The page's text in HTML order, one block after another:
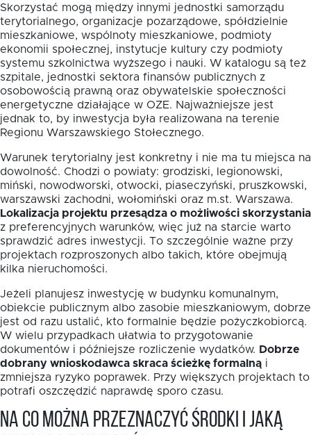
Skorzystać mogą między innymi jednostki samorządu
terytorialnego, organizacje pozarządowe, spółdzielnie
mieszkaniowe, wspólnoty mieszkaniowe, podmioty
ekonomii społecznej, instytucje kultury czy podmioty
systemu szkolnictwa wyższego i nauki. W katalogu są też
szpitale, jednostki sektora finansów publicznych z
osobowością prawną oraz obywatelskie społeczności
energetyczne działające w OZE. Najważniejsze jest
jednak to, by inwestycja była realizowana na terenie
Regionu Warszawskiego Stołecznego.
Warunek terytorialny jest konkretny i nie ma tu miejsca na
dowolność. Chodzi o powiaty: grodziski, legionowski,
miński, nowodworski, otwocki, piaseczyński, pruszkowski,
warszawski zachodni, wołomiński oraz m.st. Warszawa.
Lokalizacja projektu przesądza o możliwości skorzystania
z preferencyjnych warunków, więc już na starcie warto
sprawdzić adres inwestycji. To szczególnie ważne przy
projektach rozproszonych albo takich, które obejmują
kilka nieruchomości.
Jeżeli planujesz inwestycję w budynku komunalnym,
obiekcie publicznym albo zasobie mieszkaniowym, dobrze
jest od razu ustalić, kto formalnie będzie pożyczkobiorcą.
W wielu przypadkach ułatwia to przygotowanie
dokumentów i późniejsze rozliczenie wydatków. Dobrze
dobrany wnioskodawca skraca ścieżkę formalną i
zmniejsza ryzyko poprawek. Przy większych projektach to
potrafi oszczędzić naprawdę sporo czasu.
Na co można przeznaczyć środki i jaką